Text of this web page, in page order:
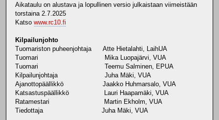
Aikataulu on alustava ja lopullinen versio julkaistaan viimeistään
torstaina 2.7.2025
Katso www.rc10.fi
Kilpailunjohto
Tuomariston puheenjohtaja Atte Hietalahti, LaihUA
Tuomari Mika Luopajärvi, VUA
Tuomari Teemu Salminen, EPUA
Kilpailunjohtaja Juha Mäki, VUA
Ajanottopäällikkö Jaakko Huhmarsalo, VUA
Katsastuspäällikkö Lauri Haapamäki, VUA
Ratamestari Martin Ekholm, VUA
Tiedottaja Juha Mäki, VUA